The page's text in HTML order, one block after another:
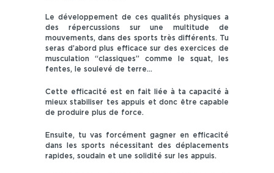
Le développement de ces qualités physiques a
des répercussions sur une multitude de
mouvements, dans des sports très différents. Tu
seras d’abord plus efficace sur des exercices de
musculation “classiques” comme le squat, les
fentes, le soulevé de terre…
Cette efficacité est en fait liée à ta capacité à
mieux stabiliser tes appuis et donc être capable
de produire plus de force.
Ensuite, tu vas forcément gagner en efficacité
dans les sports nécessitant des déplacements
rapides, soudain et une solidité sur les appuis.